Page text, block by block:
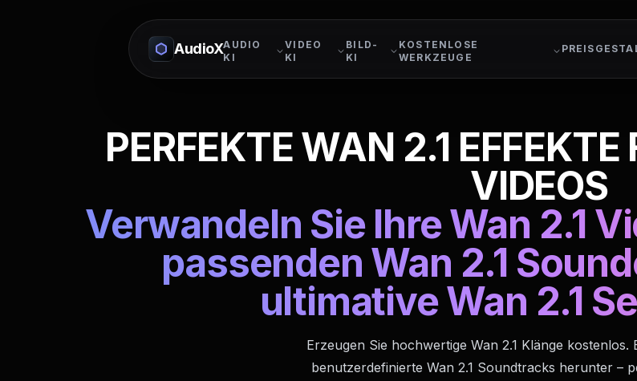
AudioXAUDIO
KI
VIDEO
KI
BILD-
KI
KOSTENLOSE
WERKZEUGE
PERFEKTE WAN 2.1 EFFEKTE
VIDEOS
Verwandeln Sie Ihre Wan 2.1
passenden Wan 2.1
ultimative Wan 2.1
Erzeugen Sie hochwertige Wan 2.1 Klänge kostenlos.
benutzerdefinierte Wan 2.1 Soundtracks herunter –